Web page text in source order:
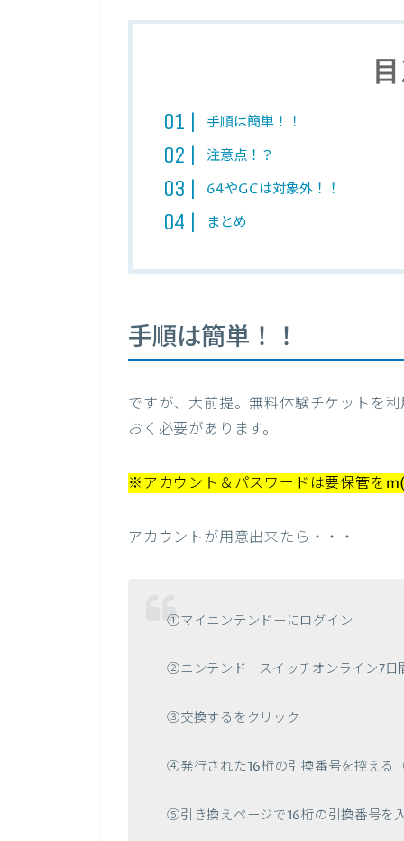
手順は簡単！！
注意点！？
64やGCは対象外！！
まとめ
手順は簡単！！
ですが、大前提。無料体験チケットを
おく必要があります。
※アカウント＆パスワードは要保管を
アカウントが用意出来たら・・・
①マイニンテンドーにログイン
②ニンテンドースイッチオンライン7
③交換するをクリック
④発行された16桁の引換番号を控える
⑤引き換えページで16桁の引換番号を